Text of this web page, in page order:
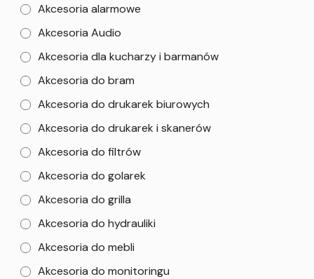
Akcesoria alarmowe
Akcesoria Audio
Akcesoria dla kucharzy i barmanów
Akcesoria do bram
Akcesoria do drukarek biurowych
Akcesoria do drukarek i skanerów
Akcesoria do filtrów
Akcesoria do golarek
Akcesoria do grilla
Akcesoria do hydrauliki
Akcesoria do mebli
Akcesoria do monitoringu